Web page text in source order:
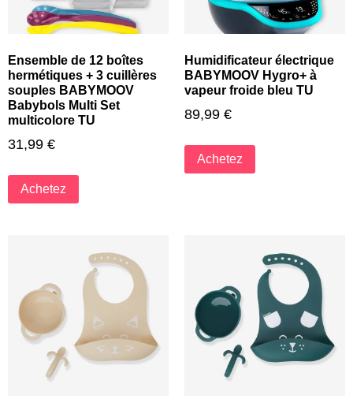
Ensemble de 12 boîtes
hermétiques + 3 cuillères
souples BABYMOOV
Babybols Multi Set
multicolore TU
31,99 €
Achetez
Humidificateur électrique
BABYMOOV Hygro+ à
vapeur froide bleu TU
89,99 €
Achetez